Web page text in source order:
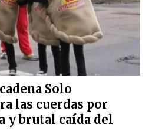
Solo
las cuerdas por
y brutal caída del